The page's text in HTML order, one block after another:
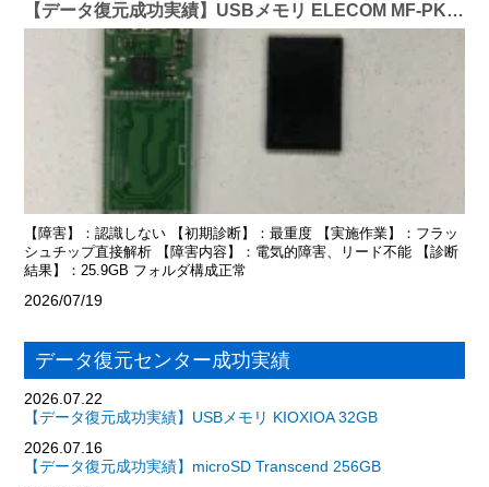
【データ復元成功実績】USBメモリ ELECOM MF-PKU3032GBU 32GB
【障害】：認識しない 【初期診断】：最重度 【実施作業】：フラッ
シュチップ直接解析 【障害内容】：電気的障害、リード不能 【診断
結果】：25.9GB フォルダ構成正常
2026/07/19
データ復元センター成功実績
2026.07.22
【データ復元成功実績】USBメモリ KIOXIOA 32GB
2026.07.16
【データ復元成功実績】microSD Transcend 256GB